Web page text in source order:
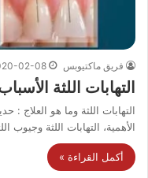
فريق ماكتيوبس 02-08
التهابات اللثة
التهابات اللثة وما هو العلاج
الأهمية، التهابات اللثة وجيوب
أكمل القراءة »